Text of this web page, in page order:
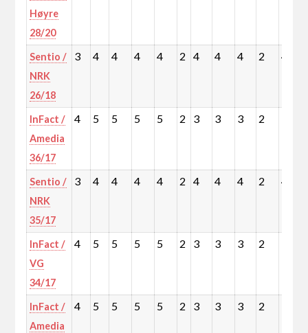
Høyre
28/20
Sentio /
NRK
26/18
3 4 4 4 4 2 4 4 4 2 4
InFact /
Amedia
36/17
4 5 5 5 5 2 3 3 3 2
Sentio /
NRK
35/17
3 4 4 4 4 2 4 4 4 2 4
InFact /
VG
34/17
4 5 5 5 5 2 3 3 3 2
InFact /
Amedia
4 5 5 5 5 2 3 3 3 2